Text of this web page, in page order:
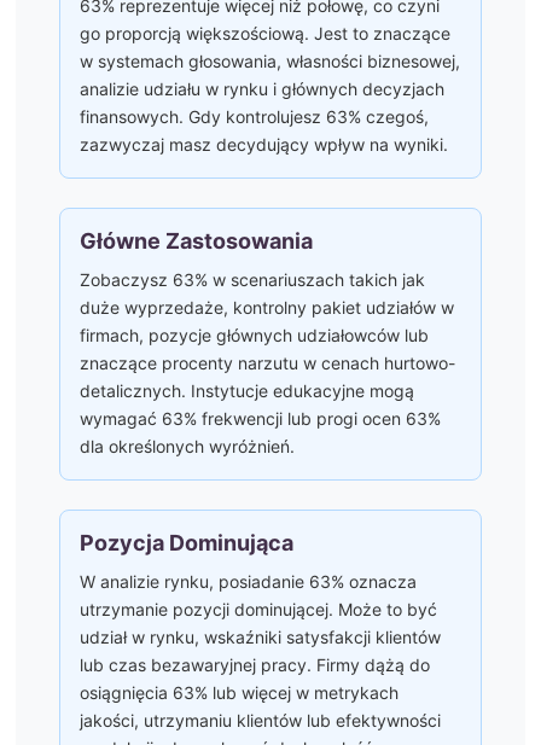
63% reprezentuje więcej niż połowę, co czyni
go proporcją większościową. Jest to znaczące
w systemach głosowania, własności biznesowej,
analizie udziału w rynku i głównych decyzjach
finansowych. Gdy kontrolujesz 63% czegoś,
zazwyczaj masz decydujący wpływ na wyniki.
Główne Zastosowania
Zobaczysz 63% w scenariuszach takich jak
duże wyprzedaże, kontrolny pakiet udziałów w
firmach, pozycje głównych udziałowców lub
znaczące procenty narzutu w cenach hurtowo-
detalicznych. Instytucje edukacyjne mogą
wymagać 63% frekwencji lub progi ocen 63%
dla określonych wyróżnień.
Pozycja Dominująca
W analizie rynku, posiadanie 63% oznacza
utrzymanie pozycji dominującej. Może to być
udział w rynku, wskaźniki satysfakcji klientów
lub czas bezawaryjnej pracy. Firmy dążą do
osiągnięcia 63% lub więcej w metrykach
jakości, utrzymaniu klientów lub efektywności